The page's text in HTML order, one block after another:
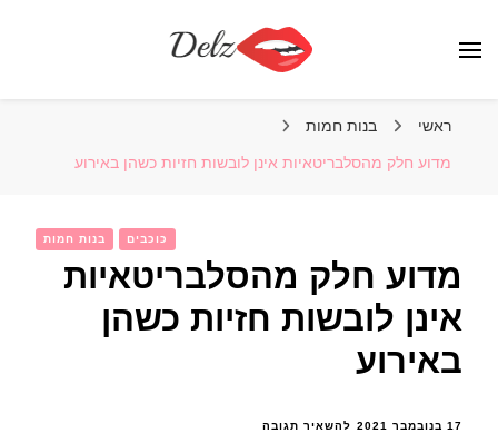
ראשי בנות חמות
מדוע חלק מהסלבריטאיות אינן לובשות חזיות כשהן באירוע
בנות חמות כוכבים
מדוע חלק מהסלבריטאיות
אינן לובשות חזיות כשהן
באירוע
17 בנובמבר 2021 להשאיר תגובהבנושא